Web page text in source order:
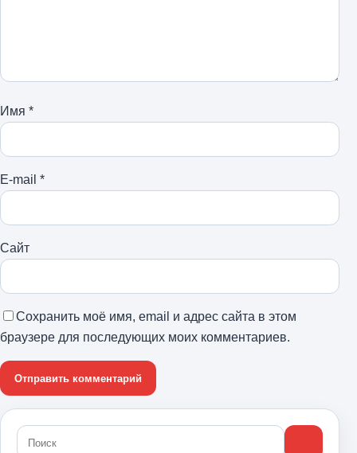
Имя *
E-mail *
Сайт
Сохранить моё имя, email и адрес сайта в этом
браузере для последующих моих комментариев.